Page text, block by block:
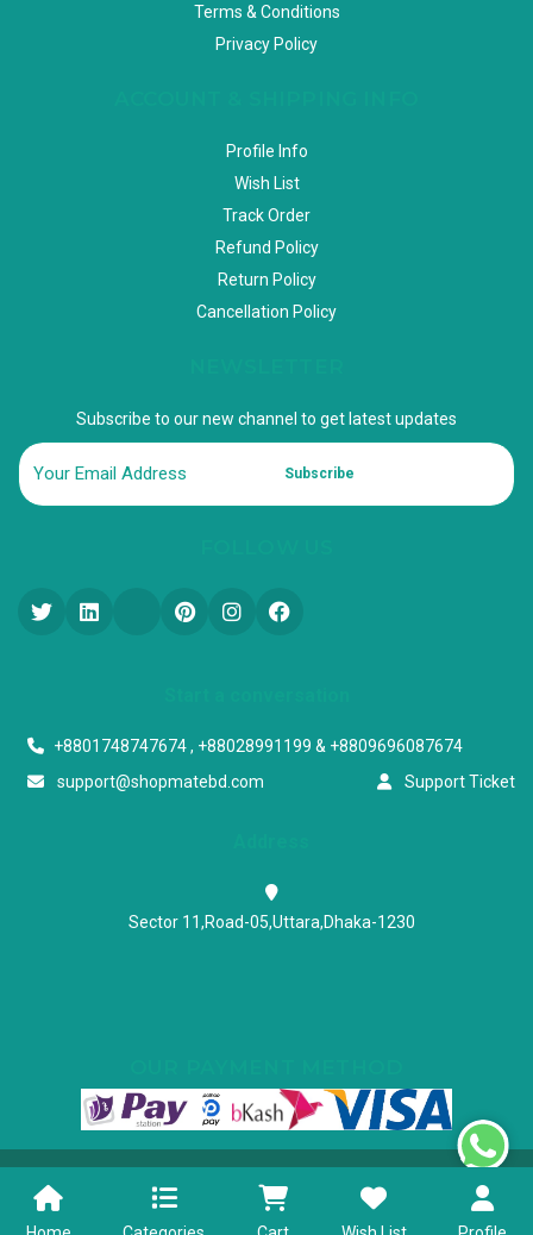
Terms & Conditions
Privacy Policy
Profile Info
Wish List
Track Order
Refund Policy
Return Policy
Cancellation Policy
Subscribe to our new channel to get latest updates
Subscribe
+8801748747674 , +88028991199 & +8809696087674
support@shopmatebd.com
Support Ticket
Sector 11,Road-05,Uttara,Dhaka-1230
Powered & Maintained by N.I.Biz Soft
Terms & Conditions Privacy Policy